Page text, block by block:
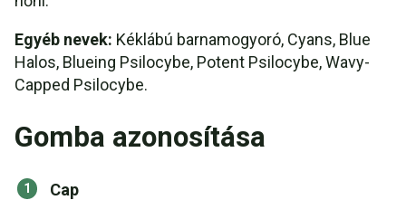
Egyéb nevek: Kéklábú barnamogyoró, Cyans, Blue
Halos, Blueing Psilocybe, Potent Psilocybe, Wavy-
Capped Psilocybe.
Gomba azonosítása
Cap